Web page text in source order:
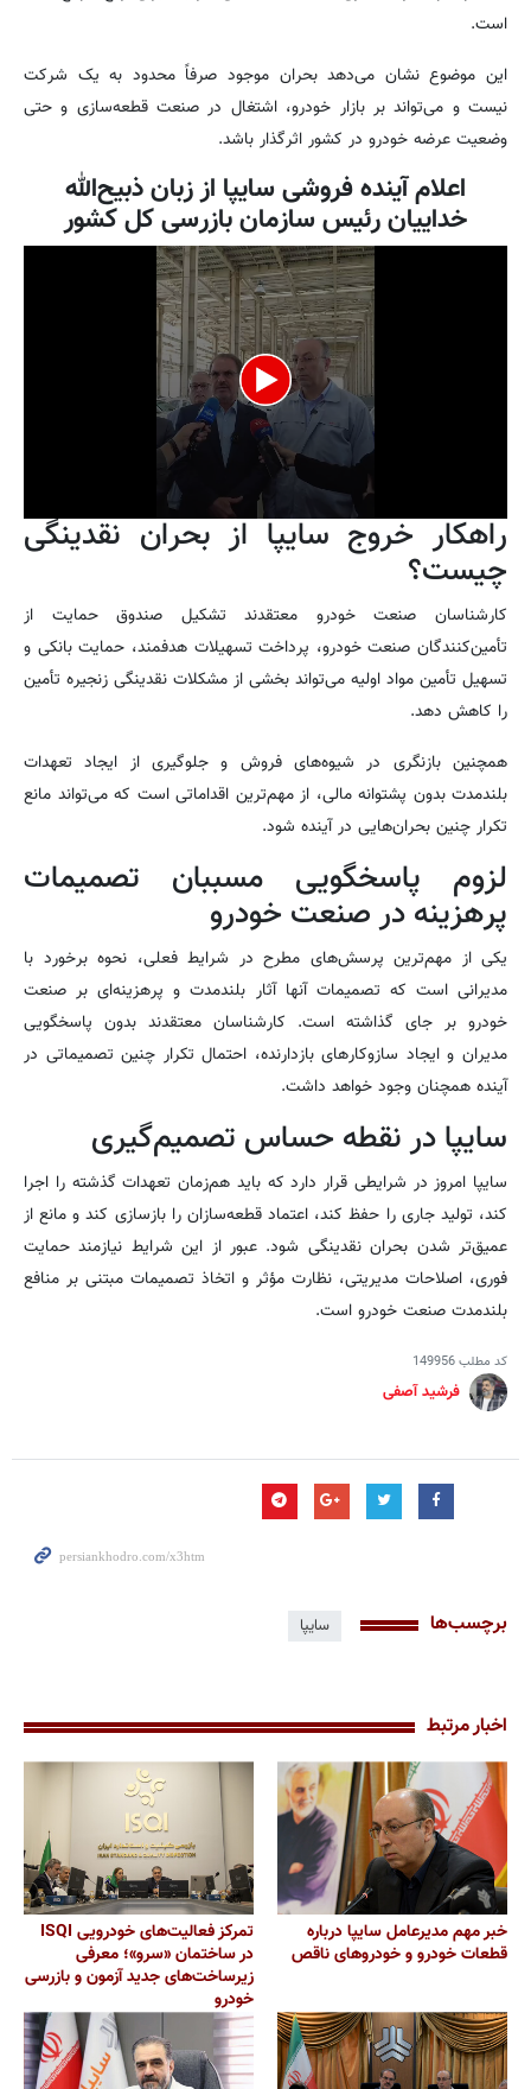
است.
این موضوع نشان می‌دهد بحران موجود صرفاً محدود به یک شرکت
نیست و می‌تواند بر بازار خودرو، اشتغال در صنعت قطعه‌سازی و حتی
وضعیت عرضه خودرو در کشور اثرگذار باشد.
اعلام آینده فروشی سایپا از زبان ذبیح‌الله
خداییان رئیس سازمان بازرسی کل کشور
0
seconds
seconds
راهکار خروج سایپا از بحران نقدینگی
چیست؟
کارشناسان صنعت خودرو معتقدند تشکیل صندوق حمایت از
تأمین‌کنندگان صنعت خودرو، پرداخت تسهیلات هدفمند، حمایت بانکی و
تسهیل تأمین مواد اولیه می‌تواند بخشی از مشکلات نقدینگی زنجیره تأمین
را کاهش دهد.
همچنین بازنگری در شیوه‌های فروش و جلوگیری از ایجاد تعهدات
بلندمدت بدون پشتوانه مالی، از مهم‌ترین اقداماتی است که می‌تواند مانع
تکرار چنین بحران‌هایی در آینده شود.
لزوم پاسخگویی مسببان تصمیمات
پرهزینه در صنعت خودرو
یکی از مهم‌ترین پرسش‌های مطرح در شرایط فعلی، نحوه برخورد با
مدیرانی است که تصمیمات آنها آثار بلندمدت و پرهزینه‌ای بر صنعت
خودرو بر جای گذاشته است. کارشناسان معتقدند بدون پاسخگویی
مدیران و ایجاد سازوکارهای بازدارنده، احتمال تکرار چنین تصمیماتی در
آینده همچنان وجود خواهد داشت.
سایپا در نقطه حساس تصمیم‌گیری
سایپا امروز در شرایطی قرار دارد که باید هم‌زمان تعهدات گذشته را اجرا
کند، تولید جاری را حفظ کند، اعتماد قطعه‌سازان را بازسازی کند و مانع از
عمیق‌تر شدن بحران نقدینگی شود. عبور از این شرایط نیازمند حمایت
فوری، اصلاحات مدیریتی، نظارت مؤثر و اتخاذ تصمیمات مبتنی بر منافع
بلندمدت صنعت خودرو است.
کد مطلب149956
فرشید آصفی
برچسب‌ها سایپا
اخبار مرتبط
خبر مهم مدیرعامل سایپا درباره
قطعات خودرو و خودروهای ناقص
تمرکز فعالیت‌های خودرویی ISQI
در ساختمان «سرو»؛ معرفی
زیرساخت‌های جدید آزمون و بازرسی
خودرو